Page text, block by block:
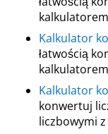
Kalkulator
łatwością
Kalkulator
konwertuj
liczbowymi